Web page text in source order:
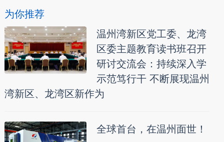
为你推荐
温州湾新区党工委、龙湾
区委主题教育读书班召开
研讨交流会：持续深入学
示范笃行干 不断展现温州
湾新区、龙湾区新作为
全球首台，在温州面世！